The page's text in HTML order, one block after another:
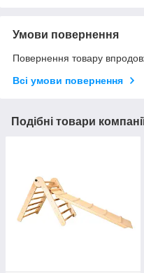
Умови повернення
Повернення товару
Всі умови повернення
Подібні товари